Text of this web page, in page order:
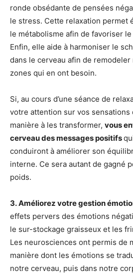
ronde obsédante de pensées
le stress. Cette relaxation permet
le métabolisme afin de favoriser
Enfin, elle aide à harmoniser le
dans le cerveau afin de
zones qui en ont besoin.
Si, au cours d’une séance de
votre attention sur vos sensations
manière à les transformer, vous
cerveau des messages positifs
conduiront à améliorer son
interne. Ce sera autant de gagné
poids.
3. Améliorez votre gestion
effets pervers des émotions
le sur-stockage graisseux et les
Les neurosciences ont permis de
manière dont les émotions se
notre cerveau, puis dans notre